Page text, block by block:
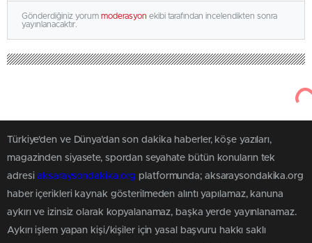
Gönderdiğiniz yorum moderasyon ekibi tarafından incelendikten sonra
yayınlanacaktır.
Türkiye'den ve Dünya’dan son dakika haberler, köşe yazıları,
magazinden siyasete, spordan seyahate bütün konuların tek
adresiaksaraysondakika.org platformunda; aksaraysondakika.org
haber içerikleri kaynak gösterilmeden alıntı yapılamaz, kanuna
aykırı ve izinsiz olarak kopyalanamaz, başka yerde yayınlanamaz.
Aykırı işlem yapan kişi/kişiler için yasal başvuru hakkı saklı